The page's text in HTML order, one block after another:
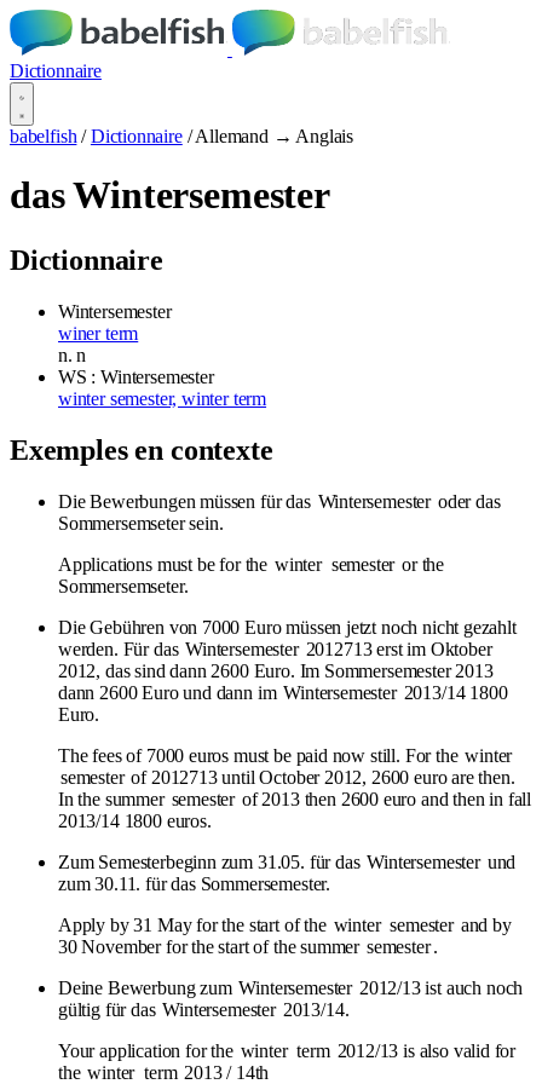
Dictionnaire
babelfish / Dictionnaire / Allemand → Anglais
das Wintersemester
Dictionnaire
Wintersemester
winer term
n.n
WS : Wintersemester
winter semester, winter term
Exemples en contexte
Die Bewerbungen müssen für das Wintersemester oder das
Sommersemseter sein.
Applications must be for the winter semester or the
Sommersemseter.
Die Gebühren von 7000 Euro müssen jetzt noch nicht gezahlt
werden. Für das Wintersemester 2012713 erst im Oktober
2012, das sind dann 2600 Euro. Im Sommersemester 2013
dann 2600 Euro und dann im Wintersemester 2013/14 1800
Euro.
The fees of 7000 euros must be paid now still. For the winter
semester of 2012713 until October 2012, 2600 euro are then.
In the summer semester of 2013 then 2600 euro and then in fall
2013/14 1800 euros.
Zum Semesterbeginn zum 31.05. für das Wintersemester und
zum 30.11. für das Sommersemester.
Apply by 31 May for the start of the winter semester and by
30 November for the start of the summer semester .
Deine Bewerbung zum Wintersemester 2012/13 ist auch noch
gültig für das Wintersemester 2013/14.
Your application for the winter term 2012/13 is also valid for
the winter term 2013 / 14th